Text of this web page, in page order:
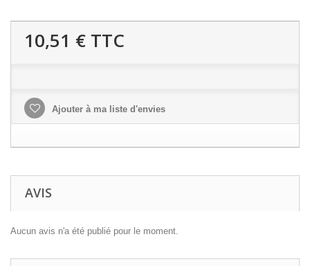
10,51 € TTC
Ajouter à ma liste d'envies
AVIS
Aucun avis n'a été publié pour le moment.